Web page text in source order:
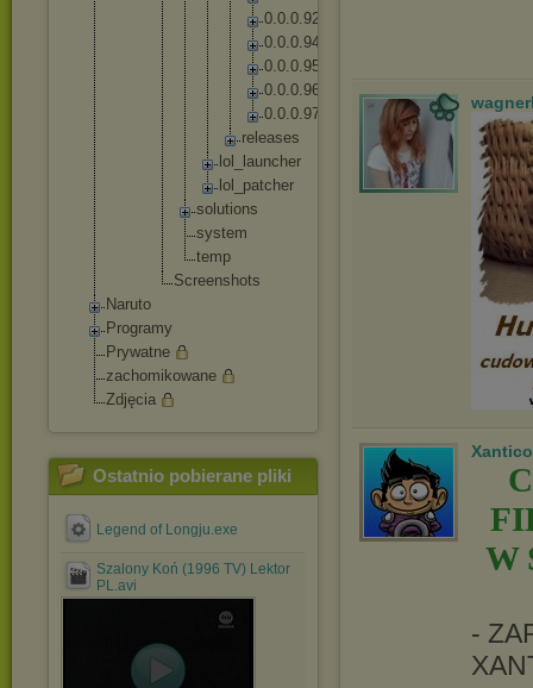
0.0.0.92
0.0.0.94
0.0.0.95
0.0.0.96
0.0.0.97
re eases
lo
launcher
lo
patc her
solutions
system
temp
Screenshots
Naruto
Programy
Prywatne
zachomikowane
Zdjęcia
Ostatnio pobierane pliki
Legend of Longju.exe
Szalony Koń (1996 TV) Lektor
PL.avi
Xantico
W
-